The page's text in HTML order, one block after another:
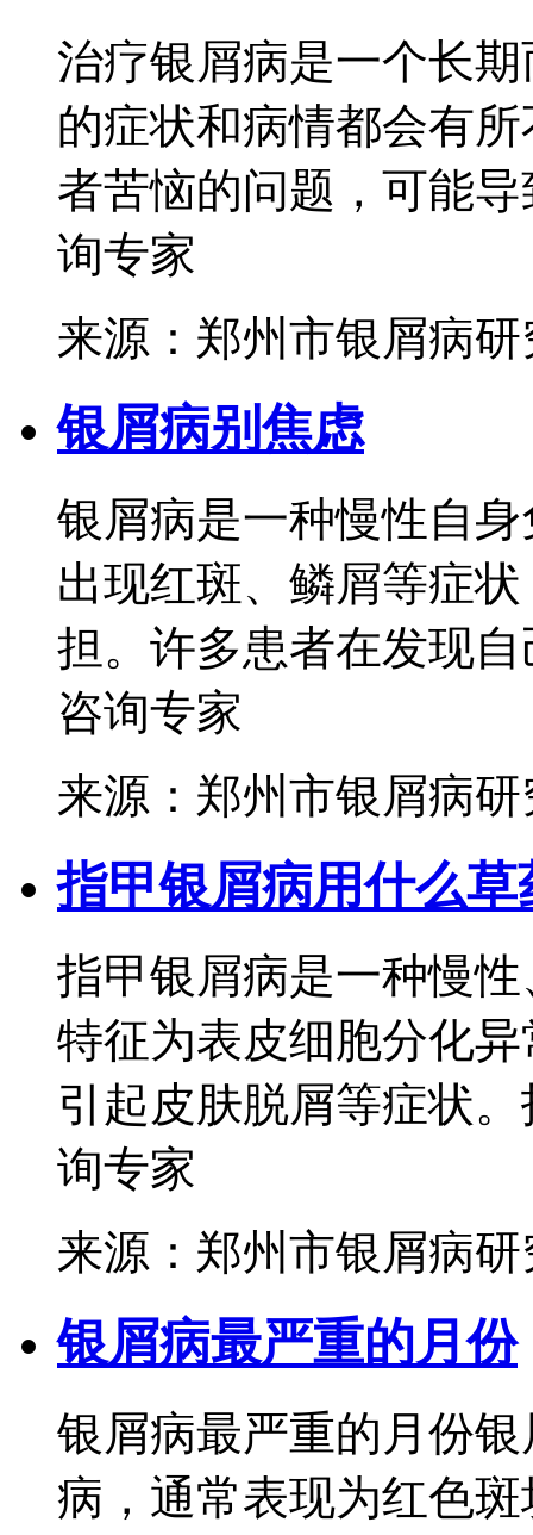
治疗银屑病是一个长
的症状和病情都会有
者苦恼的问题，可能
询专家
来源：郑州市银屑病
银屑病别焦虑
银屑病是一种慢性自
出现红斑、鳞屑等症
担。许多患者在发现
咨询专家
来源：郑州市银屑病
指甲银屑病用什么草
指甲银屑病是一种慢
特征为表皮细胞分化
引起皮肤脱屑等症状
询专家
来源：郑州市银屑病
银屑病最严重的月份
银屑病最严重的月份
病，通常表现为红色